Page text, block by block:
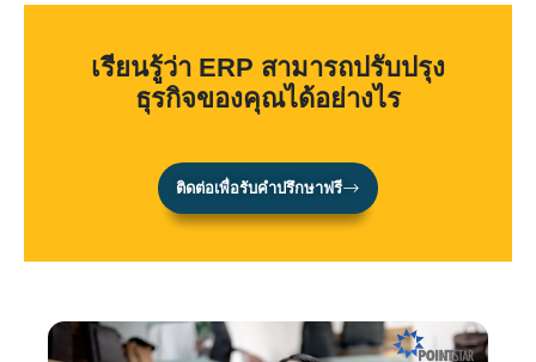
เรียนรู้ว่า ERP สามารถปรับปรุง
ธุรกิจของคุณได้อย่างไร
ติดต่อเพื่อรับคำปรึกษาฟรี